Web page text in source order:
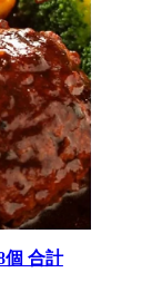
個 合計